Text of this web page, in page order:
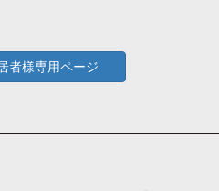
者様専用ページ